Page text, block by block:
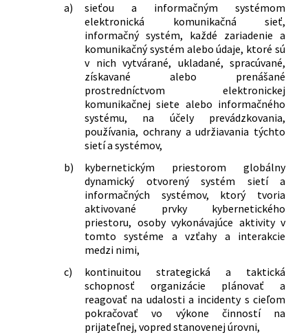
a)
sieťou a informačným systémom
elektronická komunikačná sieť,
informačný systém, každé zariadenie a
komunikačný systém alebo údaje, ktoré sú
v nich vytvárané, ukladané, spracúvané,
získavané alebo prenášané
prostredníctvom elektronickej
komunikačnej siete alebo informačného
systému, na účely prevádzkovania,
používania, ochrany a udržiavania týchto
sietí a systémov,
b)
kybernetickým priestorom globálny
dynamický otvorený systém sietí a
informačných systémov, ktorý tvoria
aktivované prvky kybernetického
priestoru, osoby vykonávajúce aktivity v
tomto systéme a vzťahy a interakcie
medzi nimi,
c)
kontinuitou strategická a taktická
schopnosť organizácie plánovať a
reagovať na udalosti a incidenty s cieľom
pokračovať vo výkone činností na
prijateľnej, vopred stanovenej úrovni,